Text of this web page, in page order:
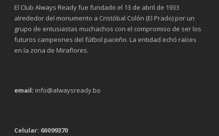
El Club Always Ready fue fundado el 13 de abril de 1933
alrededor del monumento a Cristóbal Colón (El Prado) por un
grupo de entusiastas muchachos con el compromiso de ser los
futuros campeones del fútbol paceño. La entidad echó raíces
en la zona de Miraflores.
email: info@alwaysready.bo
Celular: 60099370